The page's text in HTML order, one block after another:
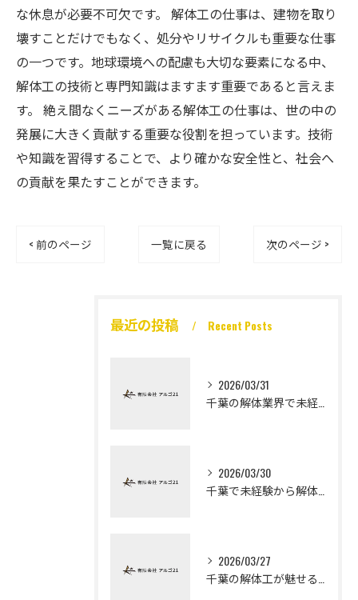
な休息が必要不可欠です。 解体工の仕事は、建物を取り
壊すことだけでもなく、処分やリサイクルも重要な仕事
の一つです。地球環境への配慮も大切な要素になる中、
解体工の技術と専門知識はますます重要であると言えま
す。 絶え間なくニーズがある解体工の仕事は、世の中の
発展に大きく貢献する重要な役割を担っています。技術
や知識を習得することで、より確かな安全性と、社会へ
の貢献を果たすことができます。
< 前のページ 一覧に戻る 次のページ >
最近の投稿 Recent Posts
2026/03/31
2026/03/30
2026/03/27